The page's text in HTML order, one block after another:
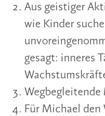
Aus geistiger
wie Kinder
gesagt: inneres
Wegbegleitende
Für Michael den